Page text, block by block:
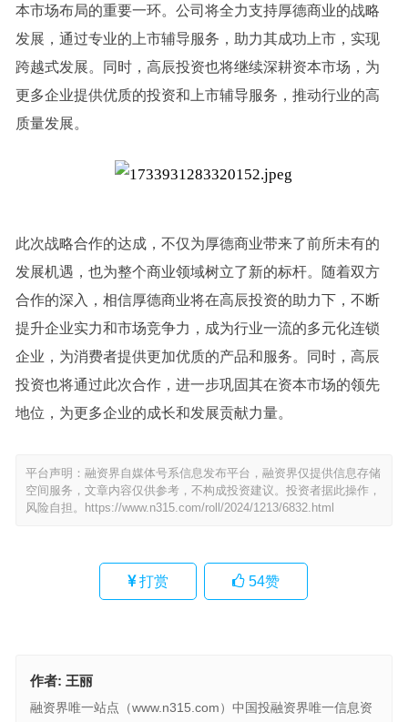
本市场布局的重要一环。公司将全力支持厚德商业的战略
发展，通过专业的上市辅导服务，助力其成功上市，实现
跨越式发展。同时，高辰投资也将继续深耕资本市场，为
更多企业提供优质的投资和上市辅导服务，推动行业的高
质量发展。
此次战略合作的达成，不仅为厚德商业带来了前所未有的
发展机遇，也为整个商业领域树立了新的标杆。随着双方
合作的深入，相信厚德商业将在高辰投资的助力下，不断
提升企业实力和市场竞争力，成为行业一流的多元化连锁
企业，为消费者提供更加优质的产品和服务。同时，高辰
投资也将通过此次合作，进一步巩固其在资本市场的领先
地位，为更多企业的成长和发展贡献力量。
平台声明：融资界自媒体号系信息发布平台，融资界仅提供信息存储
空间服务，文章内容仅供参考，不构成投资建议。投资者据此操作，
风险自担。
https://www.n315.com/roll/2024/1213/6832.html
打赏 54赞
作者: 王丽
融资界唯一站点（www.n315.com）中国投融资界唯一信息资